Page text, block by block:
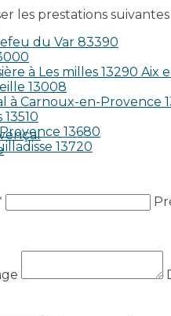
les prestations suivantes
du Var 83390
à Les milles 13290 Aix
13008
à Carnoux-en-Provence
13680
13720